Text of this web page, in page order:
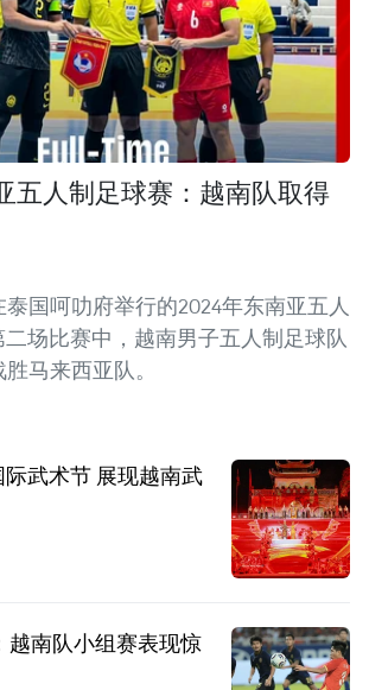
五人制足球赛：越南队取得
泰国呵叻府举行的2024年东南亚五人
场比赛中，越南男子五人制足球队
马来西亚队。
武术节 展现越南武
越南队小组赛表现惊